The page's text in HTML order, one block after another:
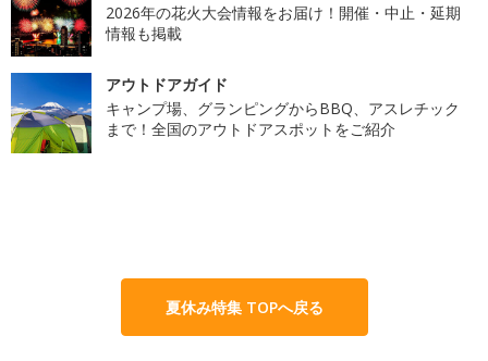
2026年の花火大会情報をお届け！開催・中止・延期
情報も掲載
アウトドアガイド
キャンプ場、グランピングからBBQ、アスレチック
まで！全国のアウトドアスポットをご紹介
夏休み特集 TOPへ戻る